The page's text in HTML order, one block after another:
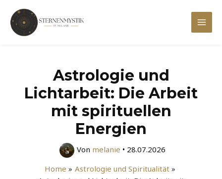
Inhalt
springen
Main
Astrologie und
Lichtarbeit: Die Arbeit
mit spirituellen
Energien
Von melanie • 28.07.2026
Home
Astrologie und Spiritualität